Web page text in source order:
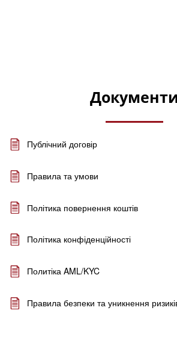
Документи
Публічний договір
Правила та умови
Політика повернення коштів
Політика конфіденційності
Политіка AML/KYC
Правила безпеки та уникнення